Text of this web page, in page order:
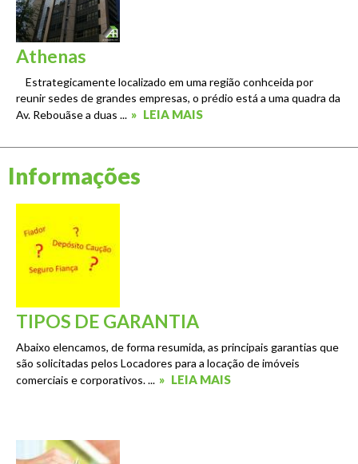
Athenas
Estrategicamente localizado em uma região conhceida por
reunir sedes de grandes empresas, o prédio está a uma quadra da
Av. Rebouãse a duas ... » LEIA MAIS
Informações
TIPOS DE GARANTIA
Abaixo elencamos, de forma resumida, as principais garantias que
são solicitadas pelos Locadores para a locação de imóveis
comerciais e corporativos. ... » LEIA MAIS